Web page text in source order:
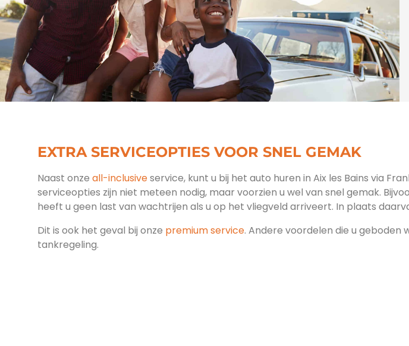
EXTRA SERVICEOPTIES VOOR SNEL GEMAK
Naast onze all-inclusiveservice, kunt u bij het auto huren in Aix les Bains via
serviceopties zijn niet meteen nodig, maar voorzien u wel van snel gemak.
heeft u geen last van wachtrijen als u op het vliegveld arriveert. In plaats
Dit is ook het geval bij onze premium service. Andere voordelen die u geboden
tankregeling.